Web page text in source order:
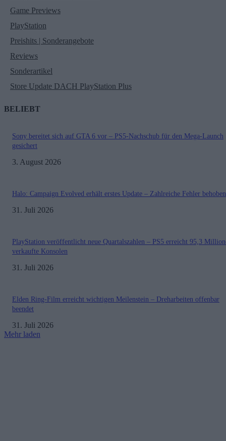
Game Previews
PlayStation
Preishits | Sonderangebote
Reviews
Sonderartikel
Store Update DACH PlayStation Plus
BELIEBT
Sony bereitet sich auf GTA 6 vor – PS5-Nachschub für den Mega-Launch
gesichert
3. August 2026
Halo: Campaign Evolved erhält erstes Update – Zahlreiche Fehler behoben
31. Juli 2026
PlayStation veröffentlicht neue Quartalszahlen – PS5 erreicht 95,3
verkaufte Konsolen
31. Juli 2026
Elden Ring-Film erreicht wichtigen Meilenstein – Dreharbeiten offenbar
beendet
31. Juli 2026
Mehr laden